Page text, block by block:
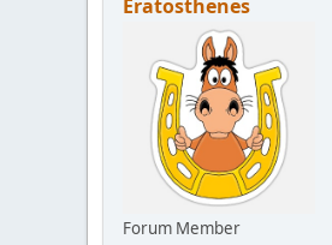
Eratosthenes
Forum Member